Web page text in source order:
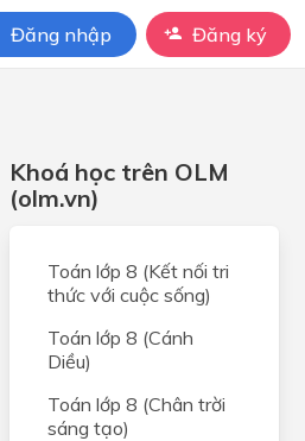
Đăng nhập Đăng ký
Khoá học trên OLM
(olm.vn)
Toán lớp 8 (Kết nối tri
thức với cuộc sống)
Toán lớp 8 (Cánh
Diều)
Toán lớp 8 (Chân trời
sáng tạo)